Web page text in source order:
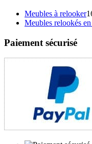
Meubles à relooker
Meubles relookés
Paiement sécurisé